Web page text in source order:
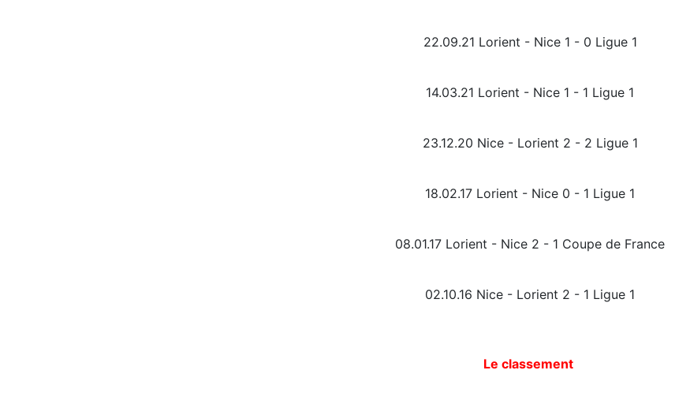
22.09.21 Lorient - Nice 1 - 0 Ligue 1
14.03.21 Lorient - Nice 1 - 1 Ligue 1
23.12.20 Nice - Lorient 2 - 2 Ligue 1
18.02.17 Lorient - Nice 0 - 1 Ligue 1
08.01.17 Lorient - Nice 2 - 1 Coupe de France
02.10.16 Nice - Lorient 2 - 1 Ligue 1
Le classement